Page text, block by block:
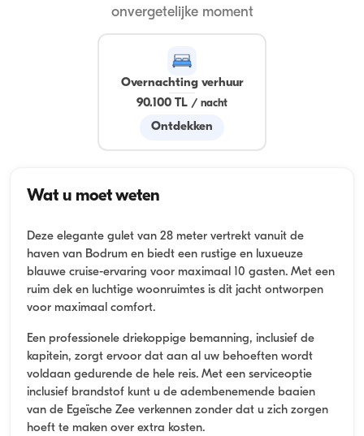
onvergetelijke moment
Overnachting verhuur
90.100 TL / nacht
Ontdekken
Wat u moet weten
Deze elegante gulet van 28 meter vertrekt vanuit de
haven van Bodrum en biedt een rustige en luxueuze
blauwe cruise-ervaring voor maximaal 10 gasten. Met een
ruim dek en luchtige woonruimtes is dit jacht ontworpen
voor maximaal comfort.
Een professionele driekoppige bemanning, inclusief de
kapitein, zorgt ervoor dat aan al uw behoeften wordt
voldaan gedurende de hele reis. Met een serviceoptie
inclusief brandstof kunt u de adembenemende baaien
van de Egeïsche Zee verkennen zonder dat u zich zorgen
hoeft te maken over extra kosten.